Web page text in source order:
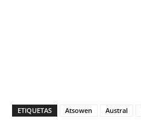
ETIQUETAS Atsowen Austral